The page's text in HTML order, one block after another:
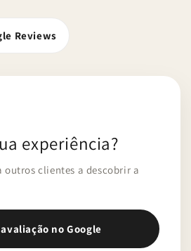
Reviews
experiência?
outros clientes a descobrir a
no Google